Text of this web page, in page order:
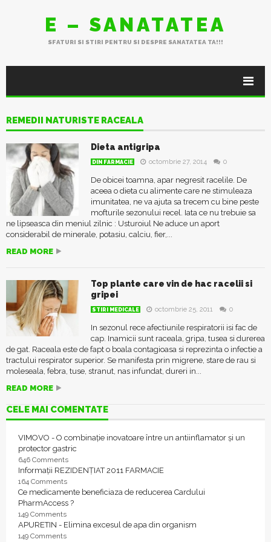
E – SANATATEA
SFATURI SI STIRI PENTRU SI DESPRE SANATATEA TA!!!
REMEDII NATURISTE RACEALA
Dieta antigripa
DIN FARMACIE octombrie 27, 2014 0
De obicei toamna, apar negresit racelile. De
aceea o dieta cu alimente care ne stimuleaza
imunitatea, ne va ajuta sa trecem cu bine peste
mofturile sezonului recel. Iata ce nu trebuie sa
ne lipseasca din meniul zilnic : Usturoiul Ne aduce un aport
considerabil de minerale, potasiu, calciu, fier,...
READ MORE
Top plante care vin de hac racelii si
gripei
STIRI MEDICALE octombrie 25, 2011 0
In sezonul rece afectiunile respiratorii isi fac de
cap. Inamicii sunt raceala, gripa, tusea si durerea
de gat. Raceala este de fapt o boala contagioasa si reprezinta o infectie a
tractului respirator superior. Se manifesta prin migrene, stare de rau si
moleseala, febra, tuse, stranut, nas infundat, dureri in...
READ MORE
CELE MAI COMENTATE
VIMOVO - O combinație inovatoare între un antiinflamator și un
protector gastric
646 Comments
Informații REZIDENȚIAT 2011 FARMACIE
164 Comments
Ce medicamente beneficiaza de reducerea Cardului
PharmAccess ?
149 Comments
APURETIN - Elimina excesul de apa din organism
149 Comments